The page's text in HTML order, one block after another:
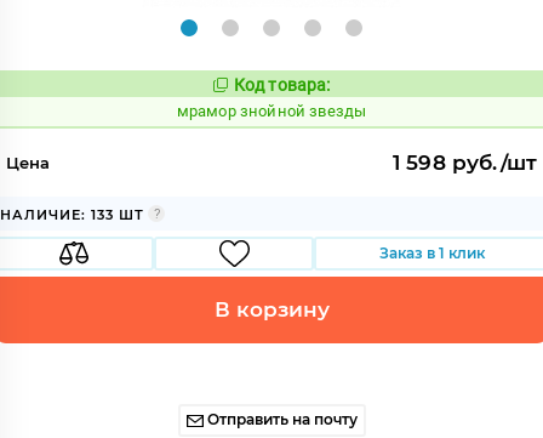
Код:
1066529
Код товара:
мрамор знойной звезды
Цена 1 598 руб./шт
НАЛИЧИЕ: 133 ШТ
Заказ в 1 клик
В корзину
Отправить на почту